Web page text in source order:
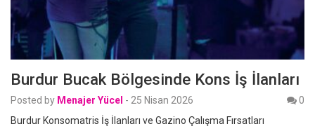
Burdur Bucak Bölgesinde Kons İş İlanları
Posted by Menajer Yücel - 25 Nisan 2026
0
Burdur Konsomatris İş İlanları ve Gazino Çalışma Fırsatları